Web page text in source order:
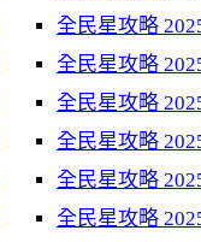
全民星攻略
全民星攻略
全民星攻略
全民星攻略
全民星攻略
全民星攻略